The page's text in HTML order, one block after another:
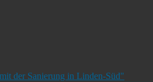
der Sanierung in Linden-Süd"